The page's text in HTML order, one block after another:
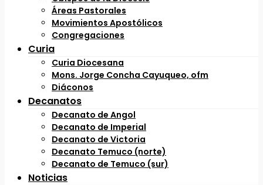
Áreas Pastorales
Movimientos Apostólicos
Congregaciones
Curia
Curia Diocesana
Mons. Jorge Concha Cayuqueo, ofm
Diáconos
Decanatos
Decanato de Angol
Decanato de Imperial
Decanato de Victoria
Decanato Temuco (norte)
Decanato de Temuco (sur)
Noticias